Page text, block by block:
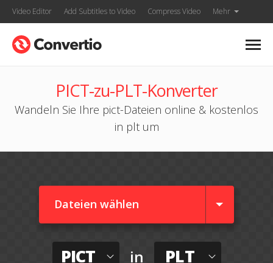
Video Editor Add Subtitles to Video Compress Video Mehr
PICT-zu-PLT-Konverter
Wandeln Sie Ihre pict-Dateien online & kostenlos
in plt um
Dateien wählen
PICT in PLT